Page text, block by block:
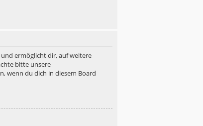
ermöglicht dir, auf weitere
bitte unsere
wenn du dich in diesem Board